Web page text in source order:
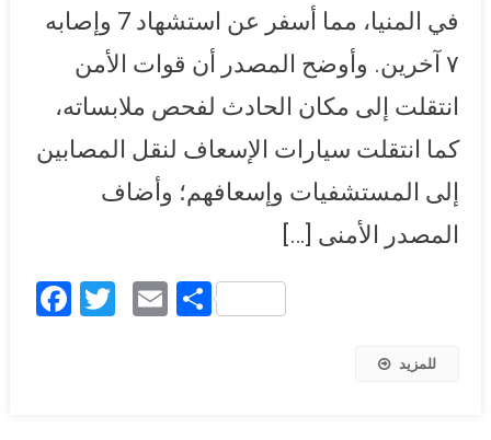
في المنيا، مما أسفر عن استشهاد 7 وإصابه
٧ آخرين. وأوضح المصدر أن قوات الأمن
انتقلت إلى مكان الحادث لفحص ملابساته،
كما انتقلت سيارات الإسعاف لنقل المصابين
إلى المستشفيات وإسعافهم؛ وأضاف
المصدر الأمنى […]
Facebook
Twitter
EmailShare
للمزيد